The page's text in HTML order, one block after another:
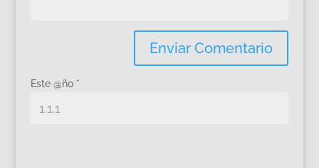
Este @ño *